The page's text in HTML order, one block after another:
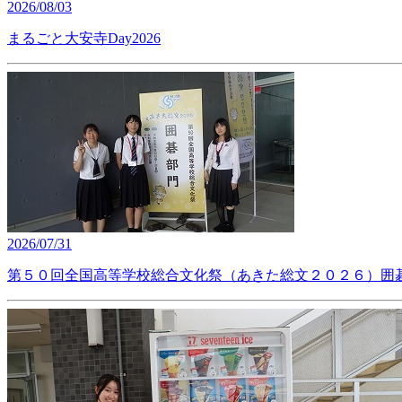
2026/08/03
まるごと大安寺Day2026
2026/07/31
第５０回全国高等学校総合文化祭（あきた総文２０２６）囲